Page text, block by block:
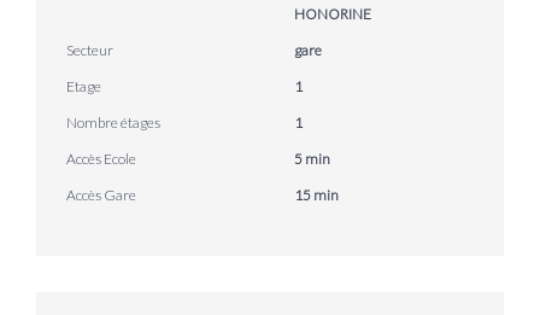
HONORINE
Secteur
gare
Etage
1
Nombre étages
1
Accès Ecole
5 min
Accès Gare
15 min